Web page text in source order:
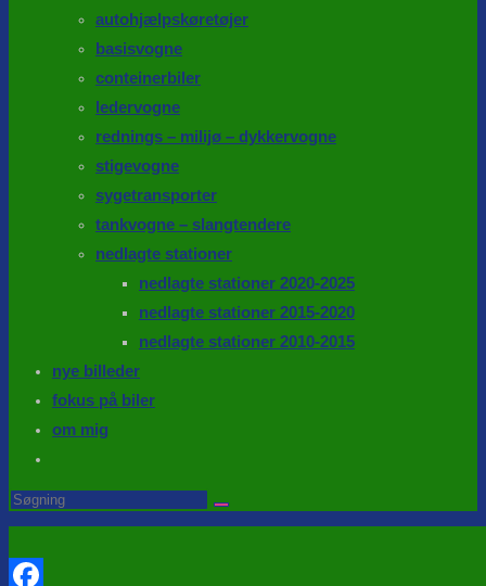
autohjælpskøretøjer
basisvogne
conteinerbiler
ledervogne
rednings – milijø – dykkervogne
stigevogne
sygetransporter
tankvogne – slangtendere
nedlagte stationer
nedlagte stationer 2020-2025
nedlagte stationer 2015-2020
nedlagte stationer 2010-2015
nye billeder
fokus på biler
om mig
website
search
Search
this
website